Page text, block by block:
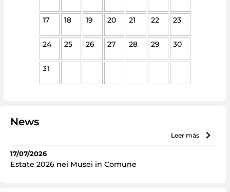
17 18 19 20 21 22 23
24 25 26 27 28 29 30
31
News
leer más
17/07/2026
Estate 2026 nei Musei in Comune